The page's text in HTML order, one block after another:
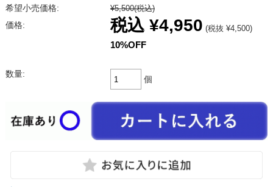
希望小売価格: ¥5,500(税込)
価格:
税込 ¥4,950 (税抜 ¥4,500)
10%OFF
数量:
個